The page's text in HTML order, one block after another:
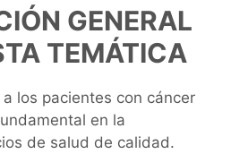
GENERAL
TEMÁTICA
los pacientes con cáncer
en la
de salud de calidad.